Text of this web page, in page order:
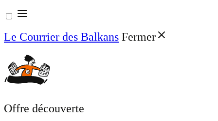
Aller
au
contenu
Le Courrier des Balkans Fermer
Offre découverte